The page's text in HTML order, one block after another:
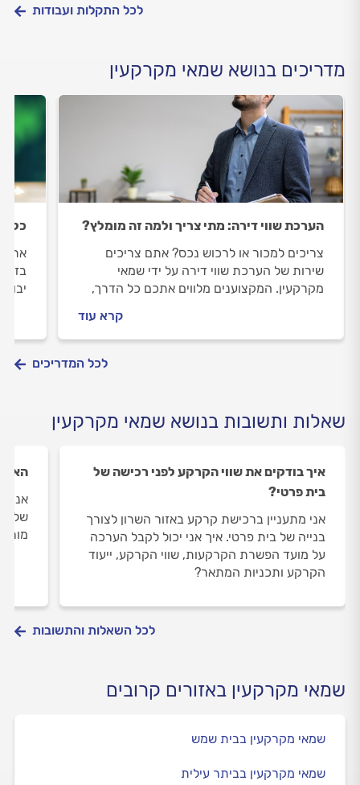
לכל התקלות ועבודות
מדריכים בנושא שמאי מקרקעין
הערכת שווי דירה: מתי צריך ולמה זה מומלץ?
צריכים למכור או לרכוש נכס? אתם צריכים
שירות של הערכת שווי דירה על ידי שמאי
מקרקעין. המקצוענים מלווים אתכם כל הדרך,
מה זה הערכת שווי דירה, מתי מומלץ לעשות
וכמה זה עולה.
קרא עוד
כל
את
לכל המדריכים
שאלות ותשובות בנושא שמאי מקרקעין
איך בודקים את שווי הקרקע לפני רכישה של
בית פרטי?
אני מתעניין ברכישת קרקע באזור השרון לצורך
בנייה של בית פרטי. איך אני יכול לקבל הערכה
על מועד הפשרת הקרקעות, שווי הקרקע, ייעוד
הקרקע ותכניות המתאר?
האם
אני
של
לכל השאלות והתשובות
שמאי מקרקעין באזורים קרובים
שמאי מקרקעין בבית שמש
שמאי מקרקעין בביתר עילית